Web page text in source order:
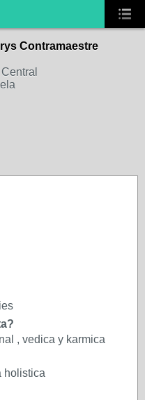
Contramaestre
, vedica y karmica
holistica